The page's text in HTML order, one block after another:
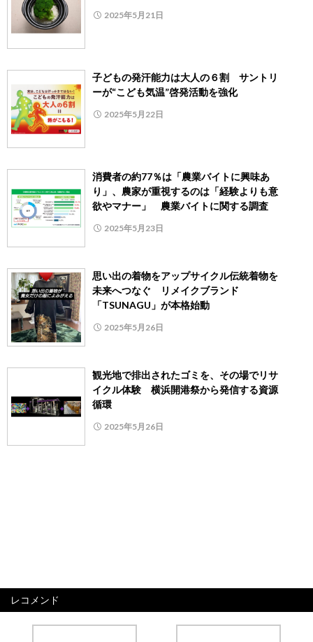
2025年5月21日
子どもの発汗能力は大人の６割 サントリ
ーが“こども気温”啓発活動を強化
2025年5月22日
消費者の約77％は「農業バイトに興味あ
り」、農家が重視するのは「経験よりも意
欲やマナー」 農業バイトに関する調査
2025年5月23日
思い出の着物をアップサイクル伝統着物を
未来へつなぐ リメイクブランド
「TSUNAGU」が本格始動
2025年5月26日
観光地で排出されたゴミを、その場でリサ
イクル体験 横浜開港祭から発信する資源
循環
2025年5月26日
レコメンド